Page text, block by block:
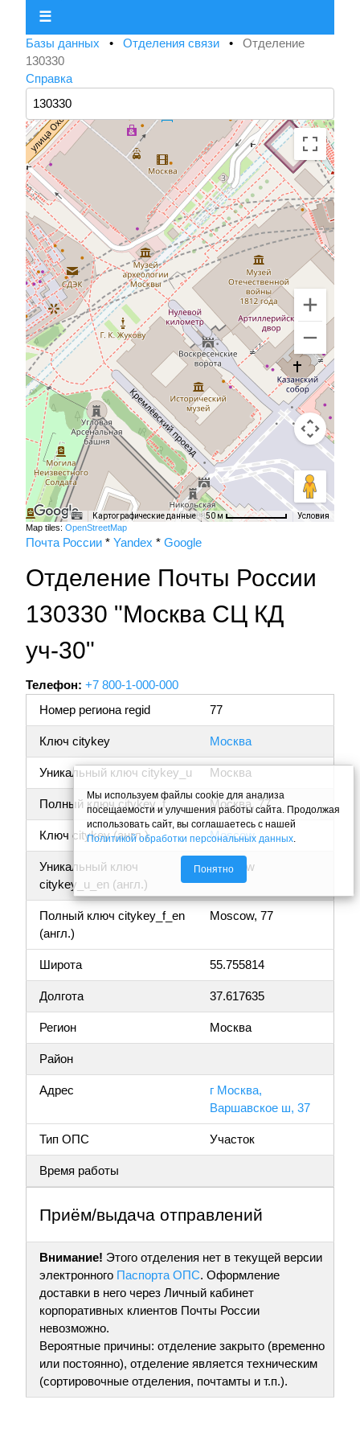
☰
Базы данных • Отделения связи • Отделение
130330
Справка
Картографические данные 50 м Условия
Map tiles: OpenStreetMap
Почта России * Yandex * Google
Отделение Почты России
130330 "Москва СЦ КД
уч-30"
Телефон: +7 800-1-000-000
Номер региона regid
77
Ключ citykey Москва
Уникальный ключ citykey_u Москва
Полный ключ citykey_f Москва, 77
Ключ citykey (англ.) Moscow
Уникальный ключ
citykey_u_en (англ.)
Moscow
Полный ключ citykey_f_en
(англ.)
Moscow, 77
Широта 55.755814
Долгота 37.617635
Регион Москва
Район
Адрес
г Москва,
Варшавское ш, 37
Тип ОПС Участок
Время работы
Приём/выдача отправлений
Внимание! Этого отделения нет в текущей версии
электронного Паспорта ОПС. Оформление
доставки в него через Личный кабинет
корпоративных клиентов Почты России
невозможно.
Вероятные причины: отделение закрыто (временно
или постоянно), отделение является техническим
(сортировочные отделения, почтамты и т.п.).
Мы используем файлы cookie для анализа
посещаемости и улучшения работы сайта. Продолжая
использовать сайт, вы соглашаетесь с нашей
Политикой обработки персональных данных.
Понятно